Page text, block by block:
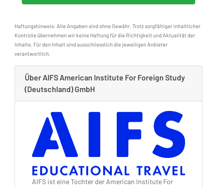
Haftungshinweis: Alle Angaben sind ohne Gewähr. Trotz sorgfältiger inhaltlicher
Kontrolle übernehmen wir keine Haftung für die Richtigkeit und Aktualität der
Inhalte. Für den Inhalt sind ausschliesslich die jeweiligen Anbieter
verantwortlich.
Über AIFS American Institute For Foreign Study
(Deutschland) GmbH
AIFS ist eine Tochter der American Institute For